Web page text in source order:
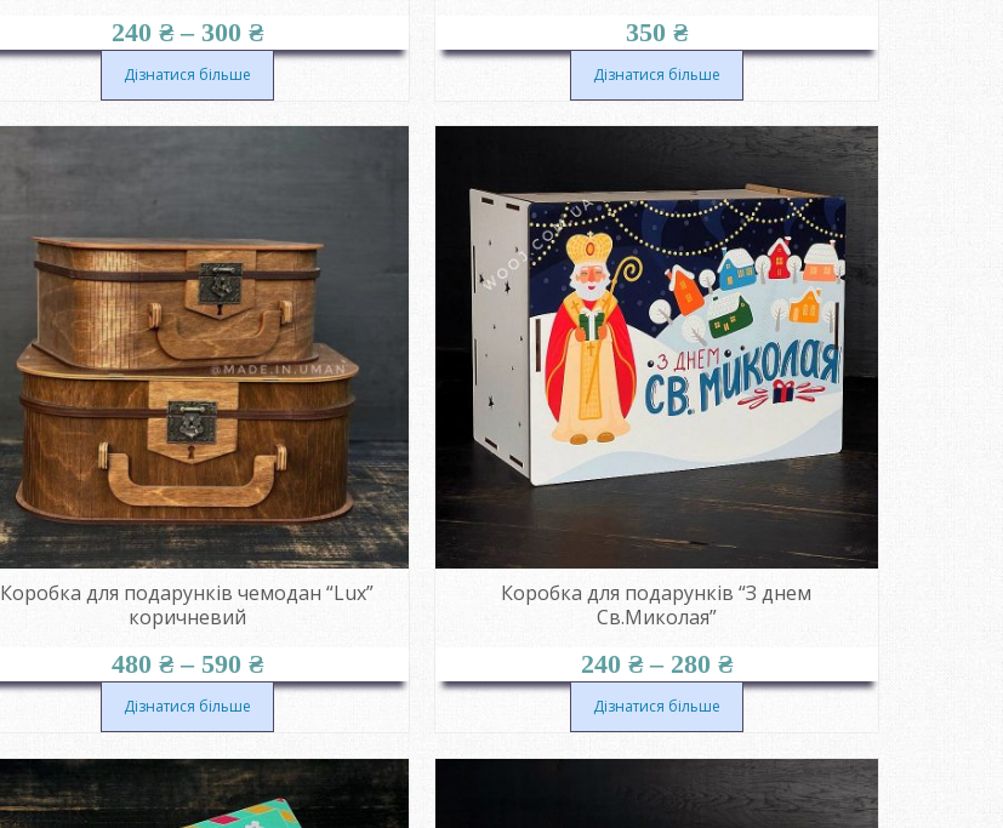
240 ₴ – 300 ₴Діапазон
цін:
від
до
300 ₴
Дізнатися більше
350 ₴
Дізнатися більше
Коробка для подарунків чемодан “Lux”
коричневий
480 ₴ – 590 ₴Діапазон
цін:
від
до
590 ₴
Дізнатися більше
Коробка для подарунків “З днем
Св.Миколая”
240 ₴ – 280 ₴Діапазон
цін:
від
до
280 ₴
Дізнатися більше